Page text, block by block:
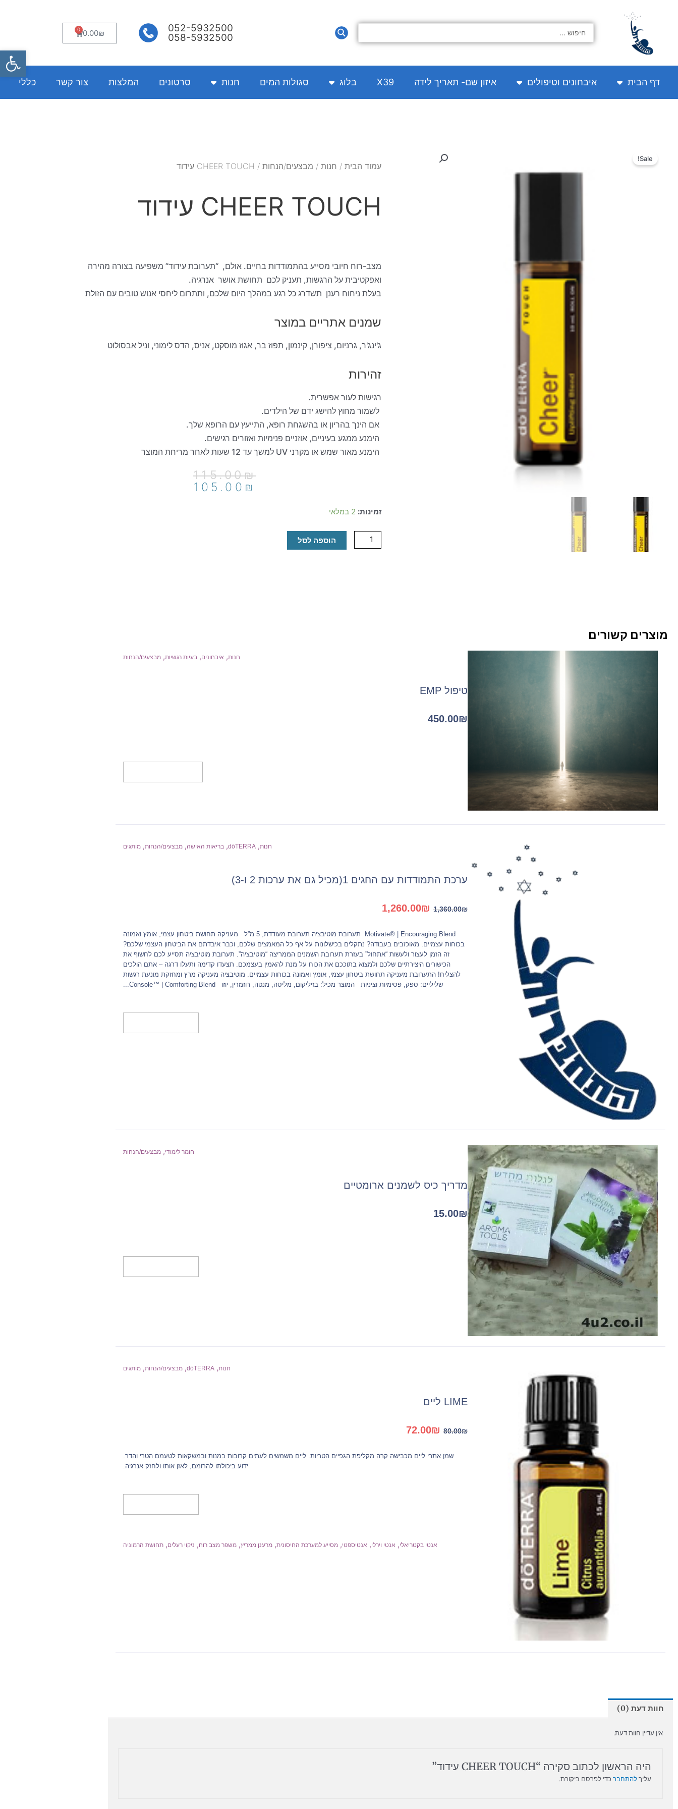
...
052-5932500
058-5932500
0.00₪
0
עגלת
קניות
דף הבית איבחונים וטיפולים איזון שם- תאריך לידה X39 בלוג סגולות המים חנות סרטונים המלצות צור קשר כללי
Sale!
עמוד הבית / חנות / מבצעים/הנחות / CHEER TOUCH עידוד
CHEER TOUCH עידוד
מצב-רוח חיובי מסייע בהתמודדות בחיים. אולם, “תערובת עידוד” משפיעה בצורה מהירה
ואפקטיבית על הרגשות, תעניק לכם תחושת אושר אנרגיה.
בעלת ניחוח רענן תשדרג כל רגע במהלך היום שלכם, ותתרום ליחסי אנוש טובים עם הזולת
שמנים אתריים במוצר
ג'ינג'ר, גרניום, ציפורן, קינמון, תפוז בר, אגוז מוסקט, אניס, הדס לימוני, וניל אבסולוט
זהירות
רגישות לעור אפשרית.
לשמור מחוץ להישג ידם של הילדים.
אם הינך בהריון או בהשגחת רופא, התייעץ עם הרופא שלך.
הימנע ממגע בעיניים, אוזניים פנימיות ואזורים רגישים.
הימנע מאור שמש או מקרני UV למשך עד 12 שעות לאחר מריחת המוצר
115.00₪
המחיר
המקורי
105.00 ₪
המחיר
הנוכחי
זמינות: 2 במלאי
כמות
CHEER
TOUCH
הוספה לסל
מוצרים קשורים
חנות, איבחונים, בעיות רגשיות, מבצעים/הנחות
טיפול EMP
450.00₪
חנות,
dōTERRA
, בריאות האישה, מבצעים/הנחות, מותגים
ערכת התמודדות עם החגים 1(מכיל גם את ערכות 2 ו-3)
1,360.00₪
המחיר
המקורי
1,360.00₪.
1,260.00₪
1,260.00₪.
Motivate® | Encouraging Blend תערובת מוטיבציה תערובת מעודדת, 5 מ”ל מעניקה תחושת ביטחון עצמי, אומץ ואמונה
בכוחות עצמיים. מאוכזבים בעבודה? נתקלים בכישלונות על אף כל המאמצים שלכם, וכבר איבדתם את הביטחון העצמי שלכם?
זה הזמן לעצור ולעשות “אתחול” בעזרת תערובת השמנים הממריצה “מוטיבציה”. תערובת מוטיבציה תסייע לכם לחשוף את
הכישורים היצירתיים שלכם ולמצוא בתוככם את הכוח על מנת להאמין בעצמכם. תצעדו קדימה ותעלו דרגה – אתם הולכים
להצליח! התערובת מעניקה תחושת ביטחון עצמי, אומץ ואמונה בכוחות עצמיים. מוטיבציה מעניקה מרץ ומחזקת מונעת רגשות
שליליים: ספק, פסימיות וציניות המוצר מכיל: בזיליקום, מליסה, מנטה, רוזמרין, יוזו Console™ | Comforting Blend...
חומר לימודי, מבצעים/הנחות
מדריך כיס לשמנים ארומטיים
15.00₪
חנות,
dōTERRA
, מבצעים/הנחות, מותגים
LIME ליים
80.00₪
המחיר
המקורי
היה:
72.00₪
המחיר
72.00₪.
שמן אתרי ליים מכבישה קרה מקליפת הגפיים הטריות. ליים משמשים לעתים קרובות במנות ובמשקאות לטעמם הטרי והדר.
ידוע ביכולתו להרומם, לאזן אותו ולחזק אנרגיה.
אנטי בקטריאלי, אנטי וירלי, אנטיספטי, מסייע למערכת החיסונית, מרענן ממריץ, משפר מצב רוח, ניקוי רעלים, תחושת הרמוניה
חוות דעת (0)
אין עדיין חוות דעת.
היה הראשון לכתוב סקירה “CHEER TOUCH עידוד”
עליךלהתחברכדי לפרסם ביקורת.